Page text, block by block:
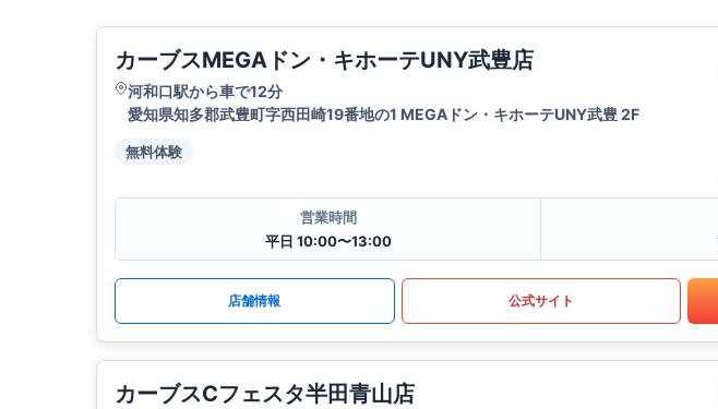
カーブスMEGAドン・キホーテUNY武豊店
河和口駅から車で12分
愛知県知多郡武豊町字西田崎19番地の1 MEGAドン・キホーテUNY武豊 2F
無料体験
営業時間
平日 10:00〜13:00
店舗情報 公式サイト
カーブスCフェスタ半田青山店